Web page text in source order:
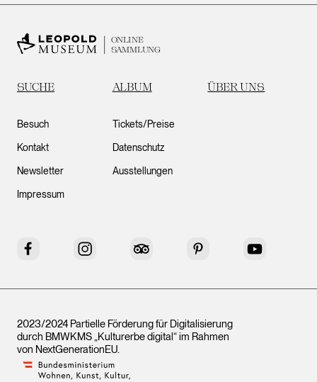
ONLINE
SAMMLUNG
SUCHE ALBUM ÜBER UNS
Besuch
Kontakt
Newsletter
Impressum
Tickets/Preise
Datenschutz
Ausstellungen
Facebook Instagram Tripadvisor Pinterest YouTube
2023/2024 Partielle Förderung für Digitalisierung
durch BMWKMS „Kulturerbe digital“ im Rahmen
von NextGenerationEU.